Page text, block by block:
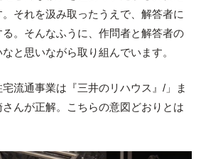
それを汲み取ったうえで、解答者に
。そんなふうに、作問者と解答者の
と思いながら取り組んでいます。
流通事業は『三井のリハウス』/」ま
んが正解。こちらの意図どおりとは